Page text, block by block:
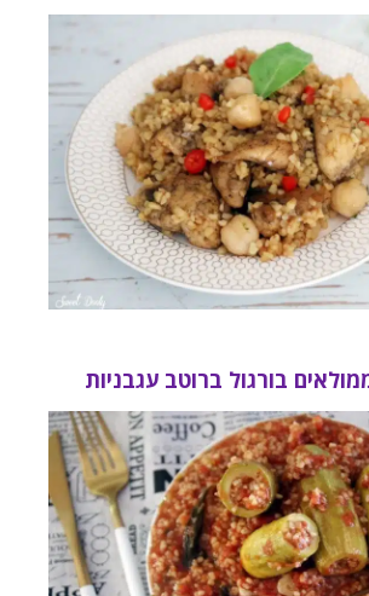
בורגול ברוטב עגבניות